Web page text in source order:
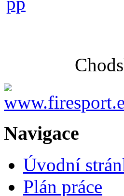
Navigace
Úvodní
Plán práce